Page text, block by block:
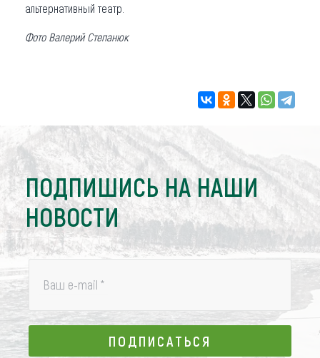
альтернативный театр.
Фото Валерий Степанюк
ПОДПИШИСЬ НА НАШИ
НОВОСТИ
Ваш e-mail *
ПОДПИСАТЬСЯ